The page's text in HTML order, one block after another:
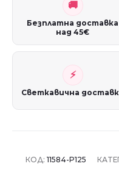
Безплатна доставка
над 45€
Светкавична
КОД: 11584-P125